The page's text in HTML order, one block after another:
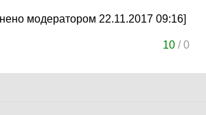
модератором 22.11.2017 09:16]
10 /0